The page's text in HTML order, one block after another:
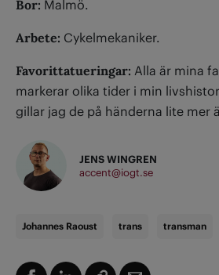
Bor: Malmö.
Arbete: Cykelmekaniker.
Favorittatueringar: Alla är mina
markerar olika tider i min
gillar jag de på händerna lite mer
JENS WINGREN
accent@iogt.se
Johannes Raoust trans transman